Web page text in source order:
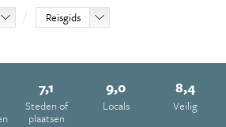
Reisgids
7,1
Steden of
plaatsen
9,0
Locals
8,4
Veilig